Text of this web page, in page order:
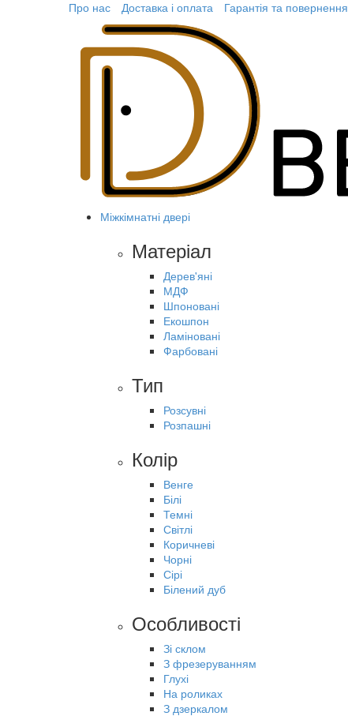
Про нас Доставка і оплата Гарантія та повернення
Міжкімнатні двері
Матеріал
Дерев'яні
МДФ
Шпоновані
Екошпон
Ламіновані
Фарбовані
Тип
Розсувні
Розпашні
Колір
Венге
Білі
Темні
Світлі
Коричневі
Чорні
Сірі
Білений дуб
Особливості
Зі склом
З фрезеруванням
Глухі
На роликах
З дзеркалом